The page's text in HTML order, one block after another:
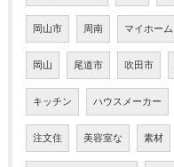
岡山市 周南 マイホーム
岡山 尾道市 吹田市
キッチン ハウスメーカー
注文住 美容室な 素材